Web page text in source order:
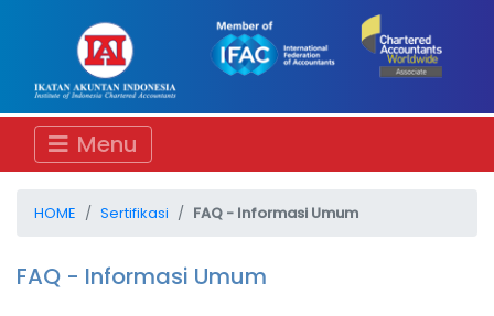
Menu
HOME Sertifikasi FAQ - Informasi Umum
FAQ - Informasi Umum